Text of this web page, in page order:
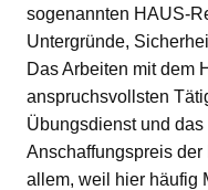
sogenannten HAUS-
Untergründe,
Das Arbeiten mit dem
anspruchsvollsten
Übungsdienst und
Anschaffungspreis
allem, weil hier häufig